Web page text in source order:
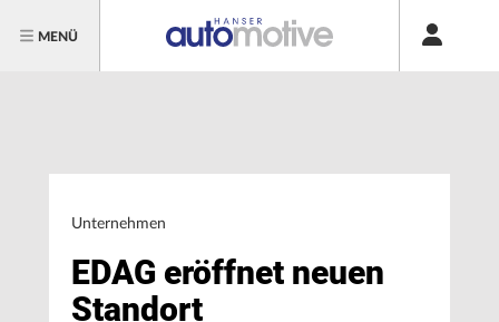
MENÜ
Unternehmen
EDAG eröffnet neuen
Standort